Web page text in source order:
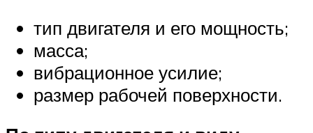
тип двигателя и его мощность;
масса;
вибрационное усилие;
размер рабочей поверхности.